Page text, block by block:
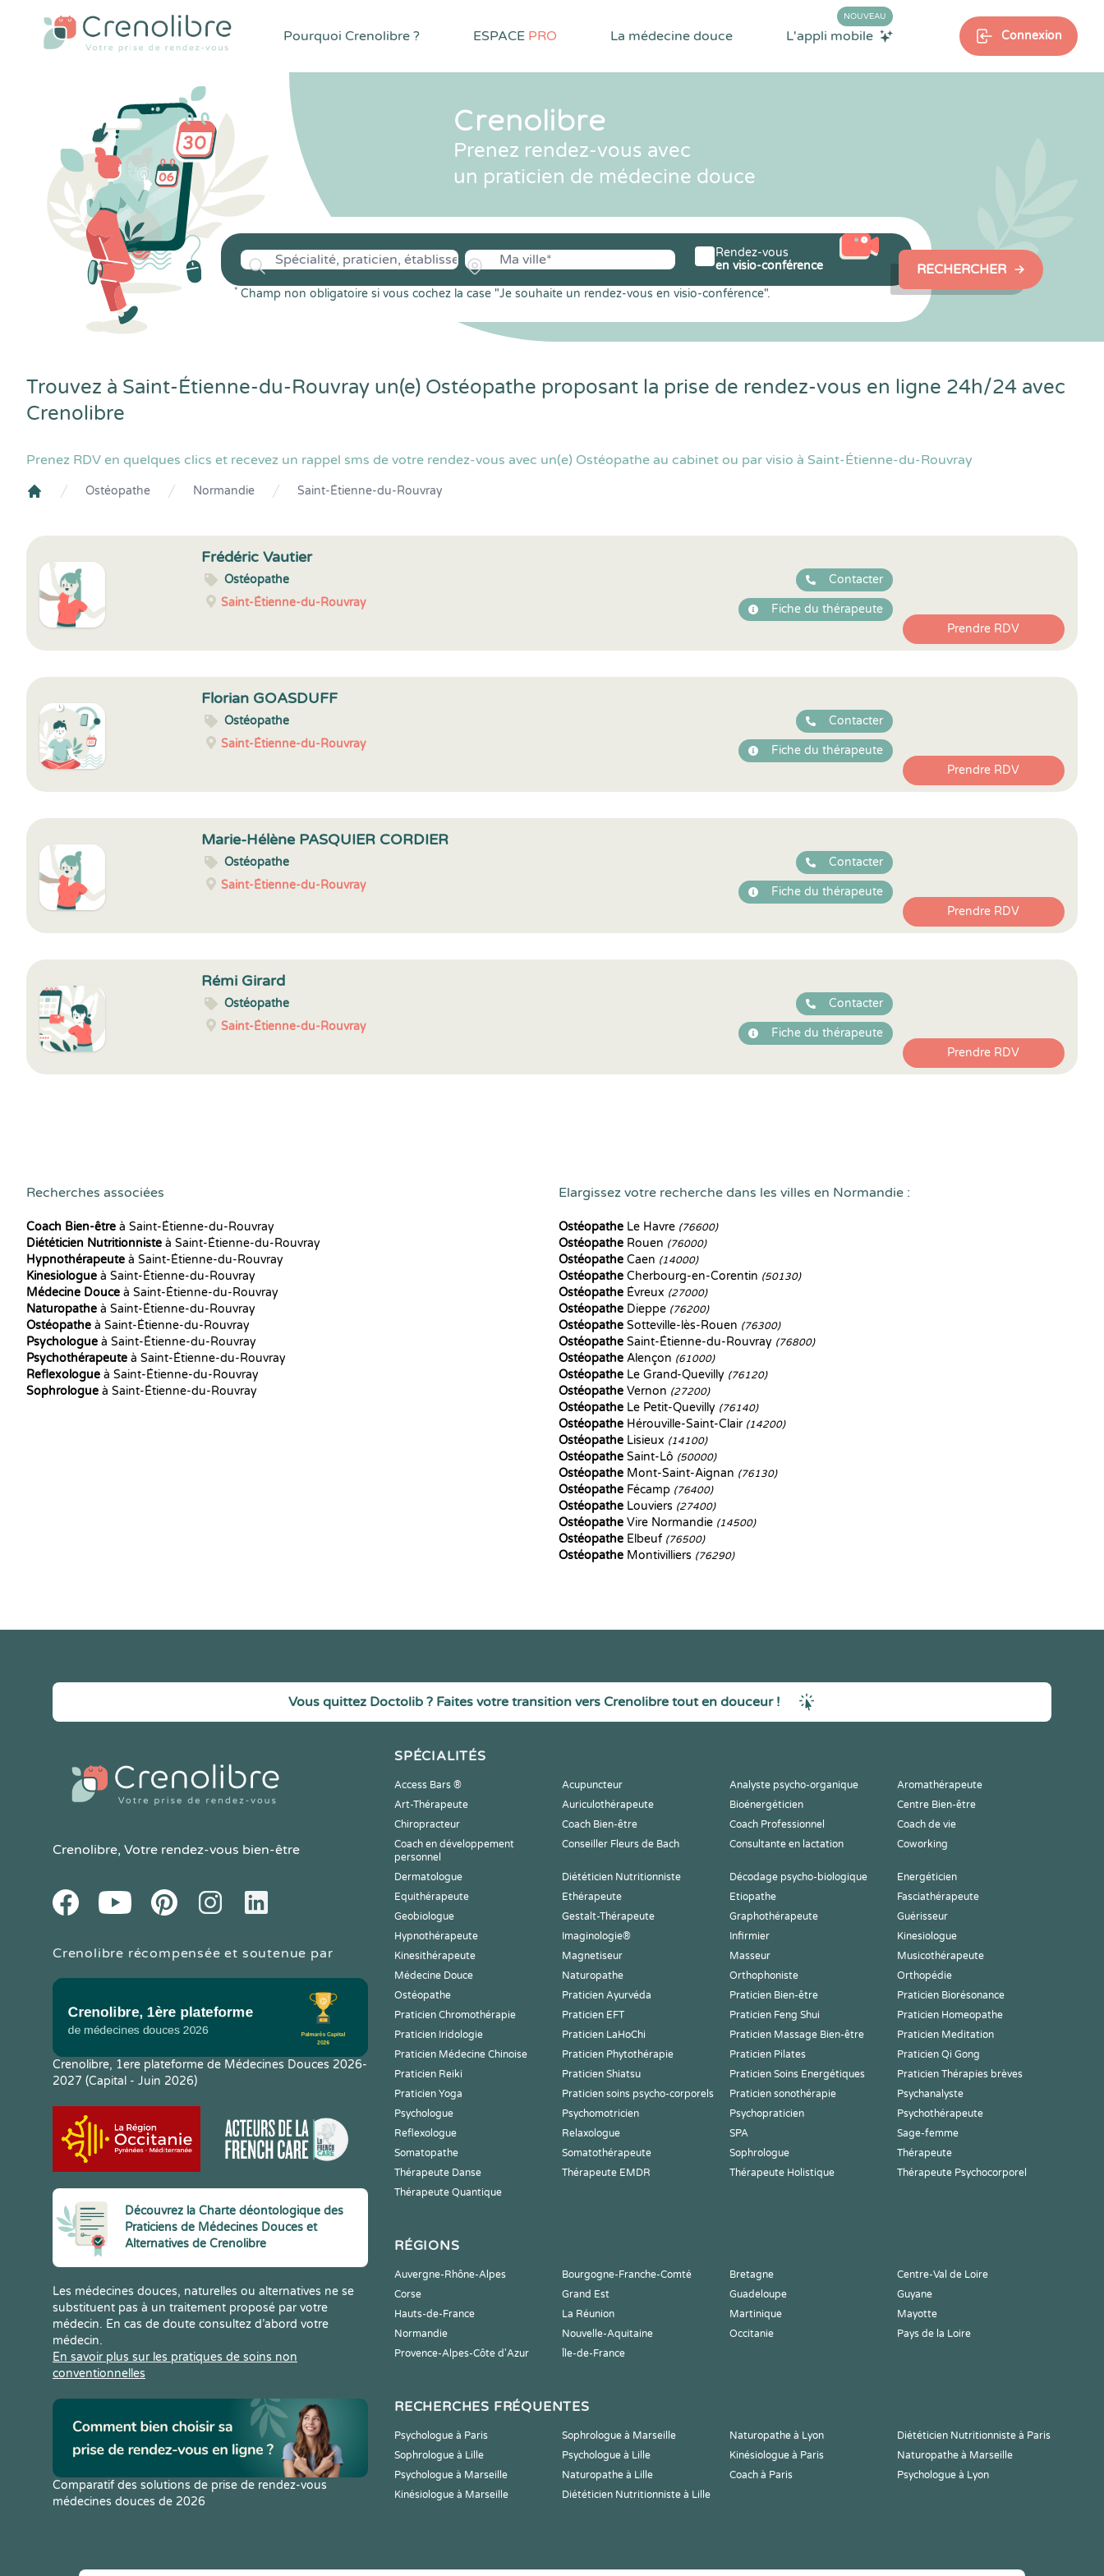
Pourquoi Crenolibre ? ESPACE PRO La médecine douce L'appli mobile
NOUVEAU
Connexion
Crenolibre
Prenez rendez-vous avec
un praticien de médecine douce
* Champ non obligatoire si vous cochez la case "Je souhaite un rendez-vous en visio-conférence".
Rendez-vous
en visio-conférence
RECHERCHER
Trouvez à Saint-Étienne-du-Rouvray un(e) Ostéopathe proposant la prise de rendez-vous en ligne 24h/24 avec
Crenolibre
Prenez RDV en quelques clics et recevez un rappel sms de votre rendez-vous avec un(e) Ostéopathe au cabinet ou par visio à Saint-Étienne-du-Rouvray
Ostéopathe Normandie Saint-Étienne-du-Rouvray
Frédéric Vautier
Ostéopathe
Saint-Étienne-du-Rouvray
Contacter
Fiche du thérapeute
Prendre RDV
Florian GOASDUFF
Ostéopathe
Saint-Étienne-du-Rouvray
Contacter
Fiche du thérapeute
Prendre RDV
Marie-Hélène PASQUIER CORDIER
Ostéopathe
Saint-Étienne-du-Rouvray
Contacter
Fiche du thérapeute
Prendre RDV
Rémi Girard
Ostéopathe
Saint-Étienne-du-Rouvray
Contacter
Fiche du thérapeute
Prendre RDV
Recherches associées
Coach Bien-être à Saint-Étienne-du-Rouvray
Diététicien Nutritionniste à Saint-Étienne-du-Rouvray
Hypnothérapeute à Saint-Étienne-du-Rouvray
Kinesiologue à Saint-Étienne-du-Rouvray
Médecine Douce à Saint-Étienne-du-Rouvray
Naturopathe à Saint-Étienne-du-Rouvray
Ostéopathe à Saint-Étienne-du-Rouvray
Psychologue à Saint-Étienne-du-Rouvray
Psychothérapeute à Saint-Étienne-du-Rouvray
Reflexologue à Saint-Étienne-du-Rouvray
Sophrologue à Saint-Étienne-du-Rouvray
Elargissez votre recherche dans les villes en Normandie :
Ostéopathe Le Havre (76600)
Ostéopathe Rouen (76000)
Ostéopathe Caen (14000)
Ostéopathe Cherbourg-en-Corentin (50130)
Ostéopathe Évreux (27000)
Ostéopathe Dieppe (76200)
Ostéopathe Sotteville-lès-Rouen (76300)
Ostéopathe Saint-Étienne-du-Rouvray (76800)
Ostéopathe Alençon (61000)
Ostéopathe Le Grand-Quevilly (76120)
Ostéopathe Vernon (27200)
Ostéopathe Le Petit-Quevilly (76140)
Ostéopathe Hérouville-Saint-Clair (14200)
Ostéopathe Lisieux (14100)
Ostéopathe Saint-Lô (50000)
Ostéopathe Mont-Saint-Aignan (76130)
Ostéopathe Fécamp (76400)
Ostéopathe Louviers (27400)
Ostéopathe Vire Normandie (14500)
Ostéopathe Elbeuf (76500)
Ostéopathe Montivilliers (76290)
Vous quittez Doctolib ? Faites votre transition vers Crenolibre tout en douceur !
Crenolibre, Votre rendez-vous bien-être
FacebookYoutube PinteresetInstagramLinkedIn
Crenolibre récompensée et soutenue par
Crenolibre, 1ere plateforme de Médecines Douces 2026-
2027 (Capital - Juin 2026)
Découvrez la Charte déontologique des
Praticiens de Médecines Douces et
Alternatives de Crenolibre
Les médecines douces, naturelles ou alternatives ne se
substituent pas à un traitement proposé par votre
médecin. En cas de doute consultez d’abord votre
médecin.
En savoir plus sur les pratiques de soins non
conventionnelles
Comparatif des solutions de prise de rendez-vous
médecines douces de 2026
SPÉCIALITÉS
Access Bars ® Acupuncteur Analyste psycho-organique
Aromathérapeute
Art-Thérapeute
Auriculothérapeute Bioénergéticien
Centre Bien-être
Chiropracteur
Coach Bien-être Coach Professionnel
Coach de vie
Coach en développement
personnel
Conseiller Fleurs de Bach Consultante en lactation Coworking
Dermatologue Diététicien Nutritionniste Décodage psycho-biologique
Energéticien
Equithérapeute
Ethérapeute Etiopathe
Fasciathérapeute
Geobiologue
Gestalt-Thérapeute Graphothérapeute
Guérisseur
Hypnothérapeute
Imaginologie® Infirmier
Kinesiologue
Kinesithérapeute
Magnetiseur Masseur
Musicothérapeute
Médecine Douce
Naturopathe Orthophoniste
Orthopédie
Ostéopathe
Praticien Ayurvéda Praticien Bien-être
Praticien Biorésonance
Praticien Chromothérapie
Praticien EFT Praticien Feng Shui
Praticien Homeopathe
Praticien Iridologie
Praticien LaHoChi Praticien Massage Bien-être
Praticien Meditation
Praticien Médecine Chinoise
Praticien Phytothérapie Praticien Pilates
Praticien Qi Gong
Praticien Reiki
Praticien Shiatsu Praticien Soins Energétiques
Praticien Thérapies brèves
Praticien Yoga
Praticien soins psycho-corporels Praticien sonothérapie
Psychanalyste
Psychologue
Psychomotricien Psychopraticien
Psychothérapeute
Reflexologue
Relaxologue SPA
Sage-femme
Somatopathe
Somatothérapeute Sophrologue
Thérapeute
Thérapeute Danse
Thérapeute EMDR Thérapeute Holistique
Thérapeute Psychocorporel
Thérapeute Quantique
RÉGIONS
Auvergne-Rhône-Alpes Bourgogne-Franche-Comté Bretagne
Centre-Val de Loire
Corse
Grand Est Guadeloupe
Guyane
Hauts-de-France
La Réunion Martinique
Mayotte
Normandie
Nouvelle-Aquitaine Occitanie
Pays de la Loire
Provence-Alpes-Côte d'Azur
Île-de-France
RECHERCHES FRÉQUENTES
Psychologue à Paris Sophrologue à Marseille Naturopathe à Lyon
Diététicien Nutritionniste à Paris
Sophrologue à Lille
Psychologue à Lille Kinésiologue à Paris
Naturopathe à Marseille
Psychologue à Marseille
Naturopathe à Lille Coach à Paris
Psychologue à Lyon
Kinésiologue à Marseille
Diététicien Nutritionniste à Lille